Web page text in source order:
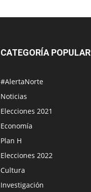
CATEGORÍA POPULAR
#AlertaNorte
Noticias
Elecciones 2021
Economía
Plan H
Elecciones 2022
Cultura
Investigación